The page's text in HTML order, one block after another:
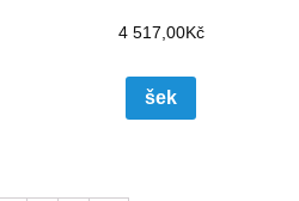
4 517,00Kč
šek